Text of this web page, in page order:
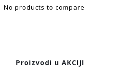
No products to compare
Proizvodi u AKCIJI